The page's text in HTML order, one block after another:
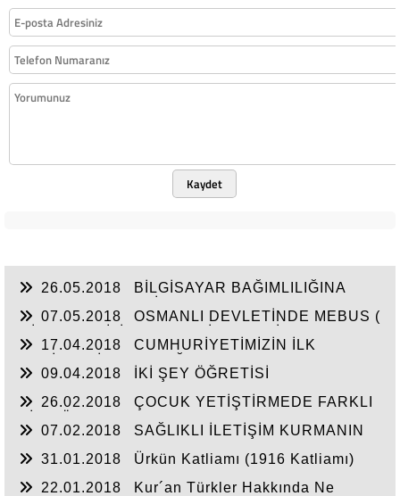
Kaydet
26.05.2018
BİLGİSAYAR BAĞIMLILIĞINA
07.05.2018
OSMANLI DEVLETİNDE MEBUS (
17.04.2018
CUMHURİYETİMİZİN İLK
KEMAL BEY
09.04.2018
İKİ ŞEY ÖĞRETİSİ
26.02.2018
ÇOCUK YETİŞTİRMEDE FARKLI
07.02.2018
SAĞLIKLI İLETİŞİM KURMANIN
31.01.2018
Ürkün Katliamı (1916 Katliamı)
22.01.2018
Kur´an Türkler Hakkında Ne